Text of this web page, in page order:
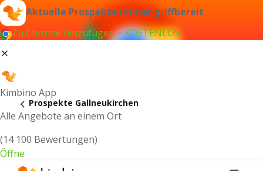
Aktuelle Prospekte immer griffbereit
Zu Chrome hinzufügen – KOSTENLOS
Kimbino App
Alle Angebote an einem Ort
(14 100 Bewertungen)
Öffne
Prospekte Gallneukirchen